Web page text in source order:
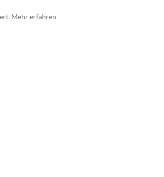
Mehr erfahren